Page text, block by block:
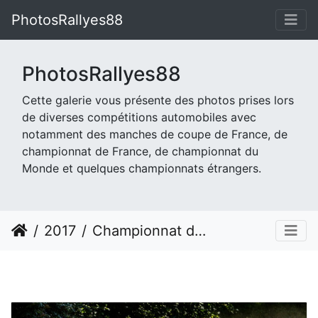
PhotosRallyes88
PhotosRallyes88
Cette galerie vous présente des photos prises lors
de diverses compétitions automobiles avec
notamment des manches de coupe de France, de
championnat de France, de championnat du
Monde et quelques championnats étrangers.
2017 Championnat du Monde et d'Europe